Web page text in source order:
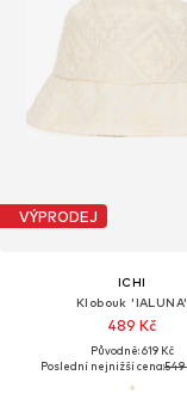
VÝPRODEJ
ICHI
Klobouk 'IALUNA'
489 Kč
Původně: 619 Kč
Poslední nejnižší cena:549